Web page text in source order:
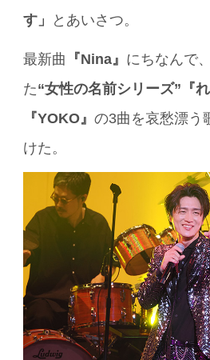
す」
とあいさつ。
最新曲 『Nina』 にちなんで
た“女性の名前シリーズ”『
『YOKO』の3曲を哀愁漂う
けた。